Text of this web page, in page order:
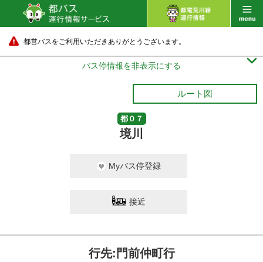
都営バスをご利用いただきありがとうございます。
バス停情報を非表示にする 
ルート図
都０７
境川
Myバス停登録
接近
行先:門前仲町行